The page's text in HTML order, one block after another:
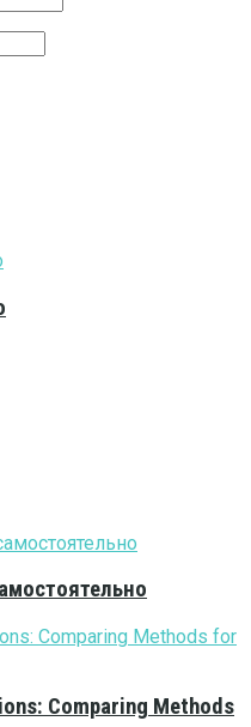
Comparing Methods